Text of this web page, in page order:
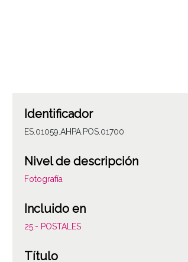
Identificador
ES.01059.AHPA.POS.01700
Nivel de descripción
Fotografía
Incluido en
25.- POSTALES
Título